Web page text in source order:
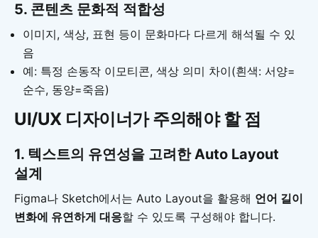
5. 콘텐츠 문화적 적합성
이미지, 색상, 표현 등이 문화마다 다르게 해석될 수 있
음
예: 특정 손동작 이모티콘, 색상 의미 차이(흰색: 서양=
순수, 동양=죽음)
UI/UX 디자이너가 주의해야 할 점
1. 텍스트의 유연성을 고려한 Auto Layout
설계
Figma나 Sketch에서는 Auto Layout을 활용해 언어 길이
변화에 유연하게 대응할 수 있도록 구성해야 합니다.